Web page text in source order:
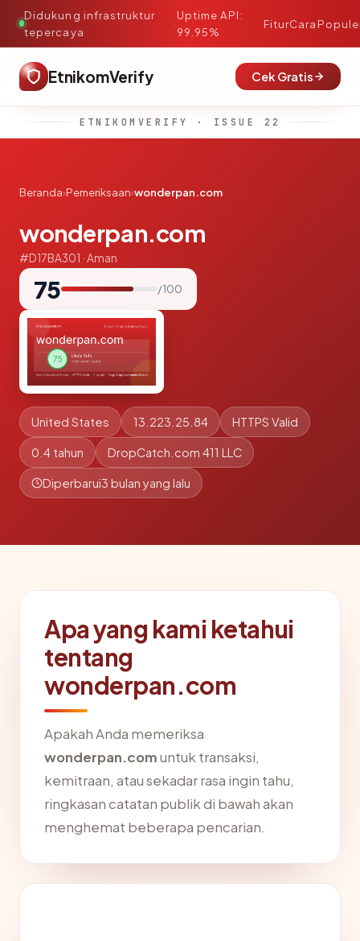
Didukung infrastruktur
tepercaya
·
Uptime API:
99.95%
FiturCara
EtnikomVerify Cek Gratis
ETNIKOMVERIFY · ISSUE 22
Beranda›Pemeriksaan›wonderpan.com
wonderpan.com
#D17BA301 · Aman
75 / 100
United States 13.223.25.84 HTTPS Valid
0.4 tahun DropCatch.com 411 LLC
Diperbarui3 bulan yang lalu
Apa yang kami ketahui
tentang
wonderpan.com
Apakah Anda memeriksa
wonderpan.comuntuk transaksi,
kemitraan, atau sekadar rasa ingin tahu,
ringkasan catatan publik di bawah akan
menghemat beberapa pencarian.